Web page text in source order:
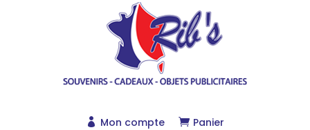
 Mon compte  Panier